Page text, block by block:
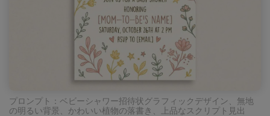
プロンプト：ベビーシャワー招待状グラフィックデザイン、無地
の明るい背景、かわいい植物の落書き、上品なスクリプト見出